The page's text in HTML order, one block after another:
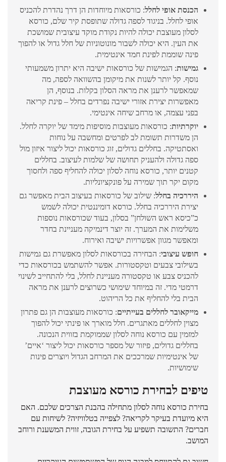
הכנסת אופי לחלל: כורסאות מיוחדות הן דרך נהדרת להכניס
אופי לחלל. בניגוד לספה גדולה שתופסת קיר שלם, כורסא
לסלון מעוצבת יכולה להיות נקודת מוקד עיצובית שמושכת
את העין. היא יכולה לשבור מונוטוניות של חלל גדול או להפוך
פינה שוממת לפינת חמד אינטימית.
גמישות: הגמישות של כורסאות ישיבה היא יתרון משמעותי
נוסף. קל יותר לשנות את מיקומן בהשוואה לספה, מה
שמאפשר לרענן את מראה הסלון בקלות. בנוסף, הן
מאפשרות יצירת אזורי ישיבה נפרדים בחלל – פינת קריאה
בפני עצמה, או מרחב שיחה אינטימי.
יוקרתיות: כורסאות מעוצבות מוסיפות מימד של יוקרה לחלל.
הן משדרות תשומת לב לפרטים ומחשבה על נוחות
ואסתטיקה. בחללים גדולים, זוג כורסאות יכול ליצור איזון מול
ספה גדולה ולהעניק תחושה של שלמות לעיצוב. בחללים
קטנים יותר, כורסא נוחה לסלון יכולה להחליף ספה ולחסוך
מקום יקר תוך שמירה על פונקציונליות.
היררכיה בחלל: שילוב של כורסאות בעיצוב הבית מאפשר גם
יצירת היררכיה בחלל. כורסא דומיננטית יכולה לשמש
כ”כיסא ראש השולחן” בסלון, בעוד שכורסאות נוספות
משלימות את המערך. זה יוצר דינמיקה מעניינת בחדר
ומאפשר מגוון אפשרויות ישיבה ואירוח.
חופש עיצובי: הבחירה בכורסאות לסלון מאפשרת גם גמישות
בשילובי צבעים וטקסטורות. אפשר להשתמש בכורסאות כדי
להכניס צבע או טקסטורה מעניינת לחלל, בלי להתחייב לשינוי
דרמטי מדי. זה במיוחד שימושי כשרוצים לרענן את מראה
הבית בלי להחליף את כל הריהוט.
מייקאובר לחללים בעייתיים: כורסאות מעוצבות הן גם פתרון
מצוין לחללים מאתגרים. חלל מוארך או פינתי יכול להפוך
למזמין עם כורסא נוחה לסלון שממוקמת בזווית הנכונה.
בחללים גדולים, פיזור של מספר כורסאות יכול ליצור ‘איים’
של אינטימיות שמרככים את המרחב הגדול ויוצרים פינות
שימושיות.
טיפים לבחירת כורסא מעוצבת
בחירת כורסא נוחה לסלון מתחילה בהבנת הצרכים שלכם. האם
היא מיועדת בעיקר לקריאה? לצפייה בטלוויזיה? לשיחות עם
חברים? התשובה תשפיע על בחירת הגובה, זווית המשענת ורוחב
המושב.